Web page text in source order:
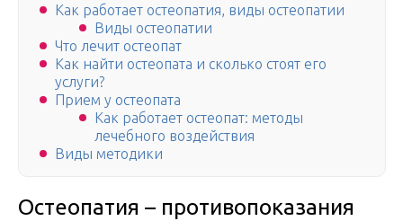
Как работает остеопатия, виды остеопатии
Виды остеопатии
Что лечит остеопат
Как найти остеопата и сколько стоят его
услуги?
Прием у остеопата
Как работает остеопат: методы
лечебного воздействия
Виды методики
Остеопатия – противопоказания